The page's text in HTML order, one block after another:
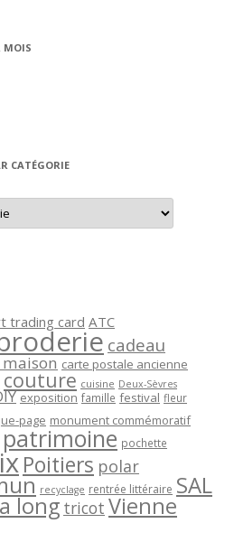
MOIS
CATÉGORIE
trading card ATC
cadeau
carte postale ancienne
couture cuisine Deux-Sèvres
exposition famille festival fleur
page monument commémoratif
patrimoine pochette
Poitiers polar
recyclage rentrée littéraire SAL
long tricot Vienne